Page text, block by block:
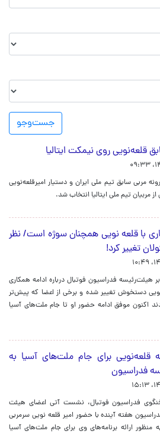
جست‌و‌جو
قلعه‌نویی روی نیمکت ایتالیا
مربی سابق تیم ملی ایران و دستیار امیرقلعه‌نویی
مربیان تیم ملی ایتالیا انتخاب شد.
با قلعه نویی همچنان سوژه است/ نظر
تغییر کرد!
هیئت‌رئیسه فدراسیون فوتبال درباره ادامه همکاری
دستخوش تغییر شده و برخی از اعضا که پیش‌تر
اکنون موفق ادامه حضور او تا جام ملت‌های آسیا
قلعه‌نویی برای جام ملت‌های آسیا به
فدراسیون
فدراسیون فوتبال، نشست آتی اعضای هیئت
هفته آینده با حضور امیر قلعه نویی سرمربی
منظور ارائه برنامه‌های وی برای جام ملت‌های آسیا